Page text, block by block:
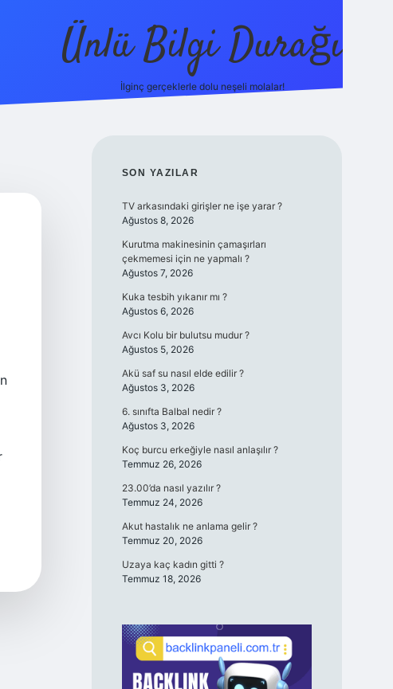
Ünlü Bilgi Durağı
İlginç gerçeklerle dolu neşeli molalar!
SIDEBAR
SON YAZILAR
TV arkasındaki girişler ne işe yarar ?
Ağustos 8, 2026
Kurutma makinesinin çamaşırları
çekmemesi için ne yapmalı ?
Ağustos 7, 2026
Kuka tesbih yıkanır mı ?
Ağustos 6, 2026
Avcı Kolu bir bulutsu mudur ?
Ağustos 5, 2026
Akü saf su nasıl elde edilir ?
Ağustos 3, 2026
6. sınıfta Balbal nedir ?
Ağustos 3, 2026
Koç burcu erkeğiyle nasıl anlaşılır ?
Temmuz 26, 2026
23.00’da nasıl yazılır ?
Temmuz 24, 2026
Akut hastalık ne anlama gelir ?
Temmuz 20, 2026
Uzaya kaç kadın gitti ?
Temmuz 18, 2026